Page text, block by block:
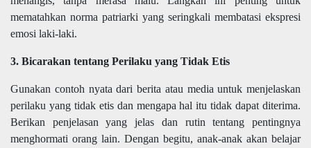
mematahkan norma patriarki yang seringkali membatasi ekspresi
emosi laki-laki.
3. Bicarakan tentang Perilaku yang Tidak Etis
Gunakan contoh nyata dari berita atau media untuk menjelaskan
perilaku yang tidak etis dan mengapa hal itu tidak dapat diterima.
Berikan penjelasan yang jelas dan rutin tentang pentingnya
menghormati orang lain. Dengan begitu, anak-anak akan belajar